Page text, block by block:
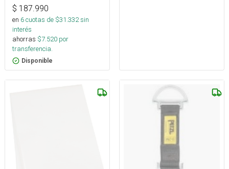
$ 187.990
en 6cuotas de $31.332sin
interés
ahorras $7.520 por
transferencia.
Disponible